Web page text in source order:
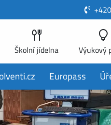
Školní jídelna Výukový
Europass